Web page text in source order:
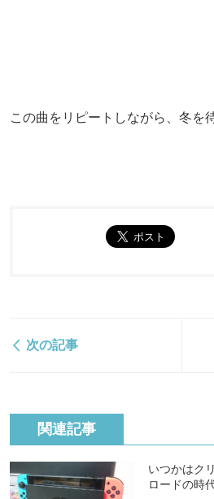
この曲をリピートしながら、冬を
次の記事
関連記事
いつかはク
ロードの時